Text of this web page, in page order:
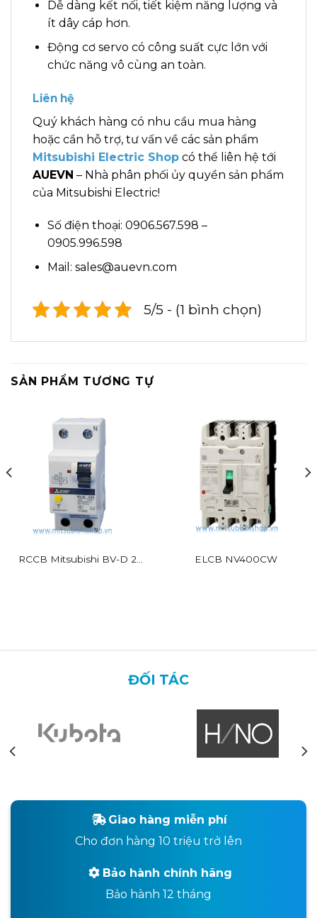
Dễ dàng kết nối, tiết kiệm năng lượng và
ít dây cáp hơn.
Động cơ servo có công suất cực lớn với
chức năng vô cùng an toàn.
Liên hệ
Quý khách hàng có nhu cầu mua hàng
hoặc cần hỗ trợ, tư vấn về các sản phẩm
Mitsubishi Electric Shop có thể liên hệ tới
AUEVN – Nhà phân phối ủy quyền sản phẩm
của Mitsubishi Electric!
Số điện thoại: 0906.567.598 –
0905.996.598
Mail: sales@auevn.com
5/5 - (1 bình chọn)
SẢN PHẨM TƯƠNG TỰ
RCCB Mitsubishi BV-D 2P
ELCB NV400CW
ĐỐI TÁC
Giao hàng miễn phí
Cho đơn hàng 10 triệu trở lên
Bảo hành chính hãng
Bảo hành 12 tháng